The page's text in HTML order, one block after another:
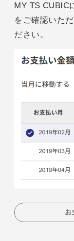
MY TS CUBIC
をご確認いた
ださい。
お